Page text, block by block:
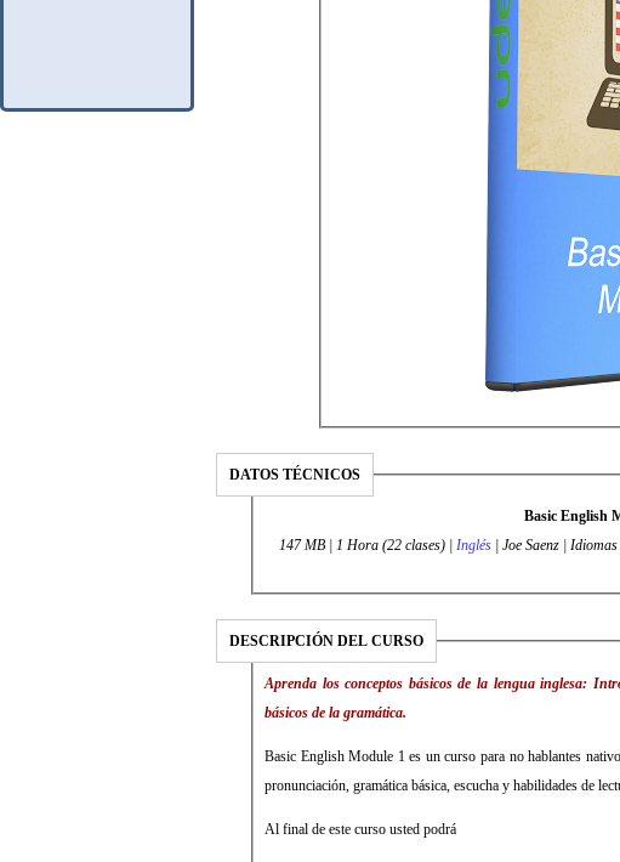
DATOS TÉCNICOS
Basic English
147 MB | 1 Hora (22 clases) | Inglés | Joe Saenz |
DESCRIPCIÓN DEL CURSO
Aprenda los conceptos básicos de la lengua inglesa:
básicos de la gramática.
Basic English Module 1 es un curso para no hablantes
pronunciación, gramática básica, escucha y habilidades de
Al final de este curso usted podrá